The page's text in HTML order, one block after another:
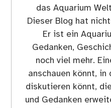
das Aquarium
Dieser Blog hat
Er ist ein
Gedanken,
noch viel mehr.
anschauen könnt, in
diskutieren könnt,
und Gedanken